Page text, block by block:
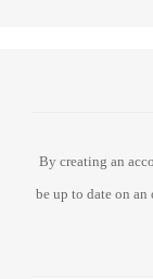
By creating an
be up to date on an